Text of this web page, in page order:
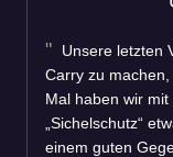
Unsere letzten
Carry zu
Mal haben wir
„Sichelschutz“
einem guten